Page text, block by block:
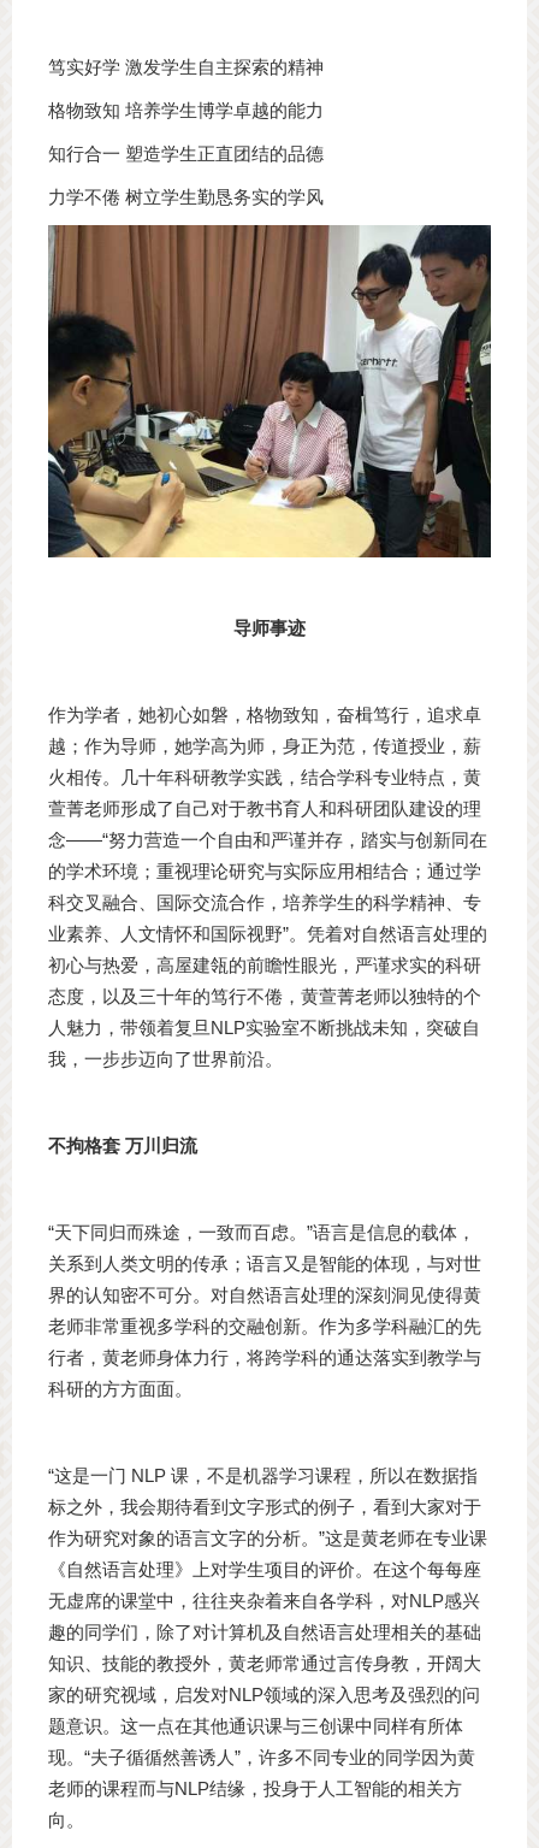
笃实好学 激发学生自主探索的精神
格物致知 培养学生博学卓越的能力
知行合一 塑造学生正直团结的品德
力学不倦 树立学生勤恳务实的学风
导师事迹
作为学者，她初心如磐，格物致知，奋楫笃行，追求卓
越；作为导师，她学高为师，身正为范，传道授业，薪
火相传。几十年科研教学实践，结合学科专业特点，黄
萱菁老师形成了自己对于教书育人和科研团队建设的理
念——“努力营造一个自由和严谨并存，踏实与创新同在
的学术环境；重视理论研究与实际应用相结合；通过学
科交叉融合、国际交流合作，培养学生的科学精神、专
业素养、人文情怀和国际视野”。凭着对自然语言处理的
初心与热爱，高屋建瓴的前瞻性眼光，严谨求实的科研
态度，以及三十年的笃行不倦，黄萱菁老师以独特的个
人魅力，带领着复旦NLP实验室不断挑战未知，突破自
我，一步步迈向了世界前沿。
不拘格套 万川归流
“天下同归而殊途，一致而百虑。”语言是信息的载体，
关系到人类文明的传承；语言又是智能的体现，与对世
界的认知密不可分。对自然语言处理的深刻洞见使得黄
老师非常重视多学科的交融创新。作为多学科融汇的先
行者，黄老师身体力行，将跨学科的通达落实到教学与
科研的方方面面。
“这是一门 NLP 课，不是机器学习课程，所以在数据指
标之外，我会期待看到文字形式的例子，看到大家对于
作为研究对象的语言文字的分析。”这是黄老师在专业课
《自然语言处理》上对学生项目的评价。在这个每每座
无虚席的课堂中，往往夹杂着来自各学科，对NLP感兴
趣的同学们，除了对计算机及自然语言处理相关的基础
知识、技能的教授外，黄老师常通过言传身教，开阔大
家的研究视域，启发对NLP领域的深入思考及强烈的问
题意识。这一点在其他通识课与三创课中同样有所体
现。“夫子循循然善诱人”，许多不同专业的同学因为黄
老师的课程而与NLP结缘，投身于人工智能的相关方
向。